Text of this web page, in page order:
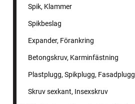
Spik, Klammer
Spikbeslag
Expander, Förankring
Betongskruv, Karminfästning
Plastplugg, Spikplugg, Fasadplugg
Skruv sexkant, Insexskruv